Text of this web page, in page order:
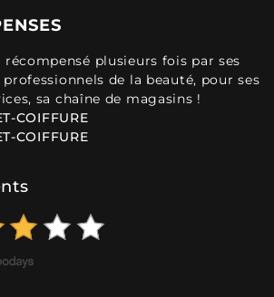
récompensé plusieurs fois par ses
de la beauté, pour ses
sa chaîne de magasins !